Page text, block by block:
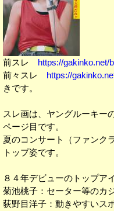
前スレ https://gakinko.net/
前々スレ https://
きです。
スレ画は、ヤングルーキー
ページ目です。
夏のコンサート（ファンク
トップ姿です。
８４年デビューのトップア
菊池桃子：セーター等のカ
荻野目洋子：動きやすいス